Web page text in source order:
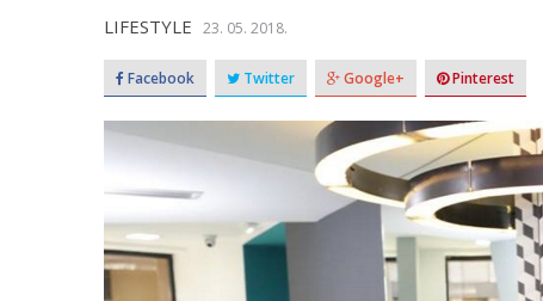
LIFESTYLE 23. 05. 2018.
Facebook Twitter Google+ Pinterest